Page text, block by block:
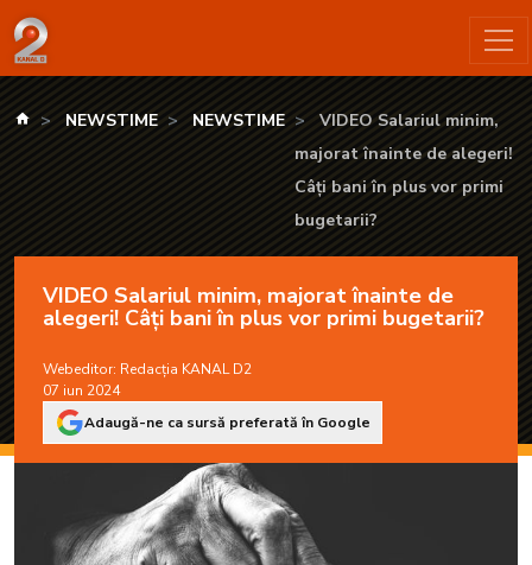
VIDEO Salariul minim, majorat înainte de alegeri! Câți bani în
kanald.ro
NEWSTIME NEWSTIME
VIDEO Salariul minim,
majorat înainte de alegeri!
Câți bani în plus vor primi
bugetarii?
VIDEO Salariul minim, majorat înainte de
alegeri! Câți bani în plus vor primi bugetarii?
Webeditor: Redacția KANAL D2
07 iun 2024
Adaugă-ne ca sursă preferată în Google